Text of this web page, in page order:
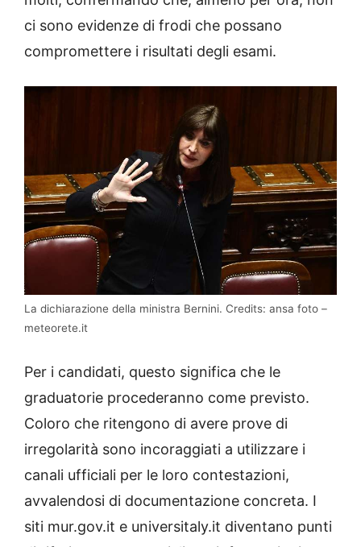
ci sono evidenze di frodi che possano
compromettere i risultati degli esami.
La dichiarazione della ministra Bernini. Credits: ansa foto –
meteorete.it
Per i candidati, questo significa che le
graduatorie procederanno come previsto.
Coloro che ritengono di avere prove di
irregolarità sono incoraggiati a utilizzare i
canali ufficiali per le loro contestazioni,
avvalendosi di documentazione concreta. I
siti mur.gov.it e universitaly.it diventano punti